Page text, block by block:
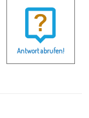
Antwort abrufen!